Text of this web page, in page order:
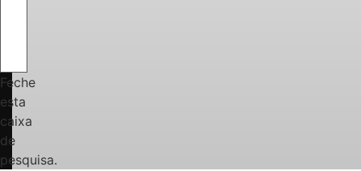
Feche
esta
caixa
de
pesquisa.